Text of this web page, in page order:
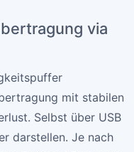
via
mit stabilen
Selbst über USB
darstellen. Je nach